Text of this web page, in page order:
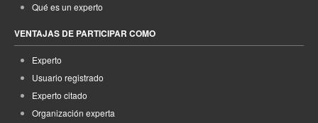
Qué es un experto
VENTAJAS DE PARTICIPAR COMO
Experto
Usuario registrado
Experto citado
Organización experta